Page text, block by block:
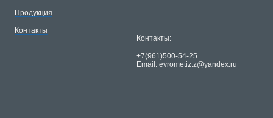
Продукция
Контакты
Контакты:
+7(961)500-54-25
Email: evrometiz.z@yandex.ru